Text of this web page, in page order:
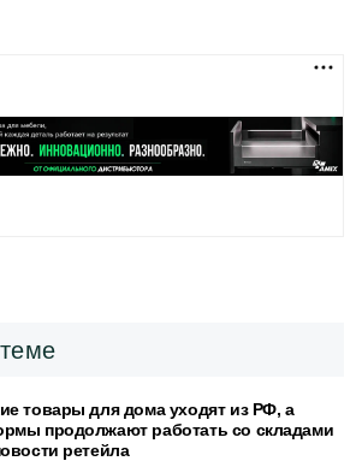
товары для дома уходят из РФ, а
продолжают работать со складами
ретейла